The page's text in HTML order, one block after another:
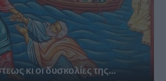
κι οι δυσκολίες της...